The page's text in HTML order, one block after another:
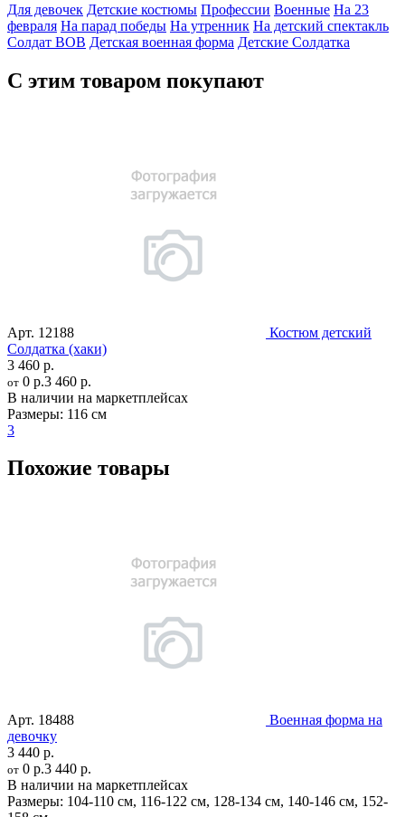
Для девочек Детские костюмы Профессии Военные На 23
февраля На парад победы На утренник На детский спектакль
Солдат ВОВ Детская военная форма Детские Солдатка
С этим товаром покупают
Арт. 12188
Костюм детский
Солдатка (хаки)
3 460 р.
от 0 р.3 460 р.
В наличии на маркетплейсах
Размеры: 116 см
3
Похожие товары
Арт. 18488
Военная форма на
девочку
3 440 р.
от 0 р.3 440 р.
В наличии на маркетплейсах
Размеры: 104-110 см, 116-122 см, 128-134 см, 140-146 см, 152-